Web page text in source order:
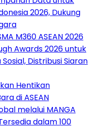
2026, Dukung
M360 ASEAN 2026
Awards 2026 untuk
Distribusi Siaran
Hentikan
di ASEAN
melalui MANGA
dalam 100